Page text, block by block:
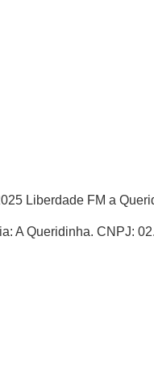
Liberdade FM a
A Queridinha. CNPJ: